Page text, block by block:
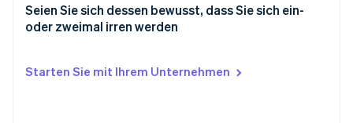
Erfahren Sie, wie Stripe Lösungen für die
Seien Sie sich dessen bewusst, dass Sie sich ein-
oder zweimal irren werden
Starten Sie mit Ihrem Unternehmen